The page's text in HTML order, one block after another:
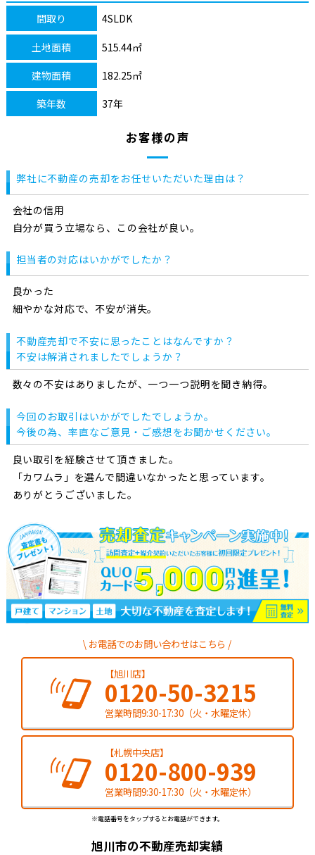
間取り 4SLDK
土地面積 515.44㎡
建物面積 182.25㎡
築年数 37年
お客様の声
弊社に不動産の売却をお任せいただいた理由は？
会社の信用
自分が買う立場なら、この会社が良い。
担当者の対応はいかがでしたか？
良かった
細やかな対応で、不安が消失。
不動産売却で不安に思ったことはなんですか？
不安は解消されましたでしょうか？
数々の不安はありましたが、一つ一つ説明を聞き納得。
今回のお取引はいかがでしたでしょうか。
今後の為、率直なご意見・ご感想をお聞かせください。
良い取引を経験させて頂きました。
「カワムラ」を選んで間違いなかったと思っています。
ありがとうございました。
お電話でのお問い合わせはこちら
【旭川店】
0120-50-3215
営業時間9:30-17:30（火・水曜定休）
【札幌中央店】
0120-800-939
営業時間9:30-17:30（火・水曜定休）
※電話番号をタップするとお電話ができます。
旭川市の不動産売却実績